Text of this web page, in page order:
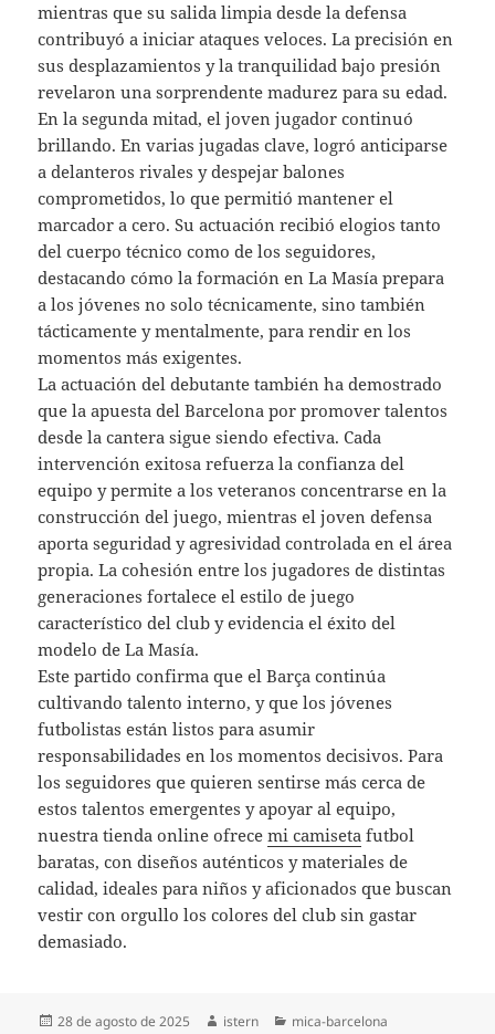
mientras que su salida limpia desde la defensa
contribuyó a iniciar ataques veloces. La precisión en
sus desplazamientos y la tranquilidad bajo presión
revelaron una sorprendente madurez para su edad.
En la segunda mitad, el joven jugador continuó
brillando. En varias jugadas clave, logró anticiparse
a delanteros rivales y despejar balones
comprometidos, lo que permitió mantener el
marcador a cero. Su actuación recibió elogios tanto
del cuerpo técnico como de los seguidores,
destacando cómo la formación en La Masía prepara
a los jóvenes no solo técnicamente, sino también
tácticamente y mentalmente, para rendir en los
momentos más exigentes.
La actuación del debutante también ha demostrado
que la apuesta del Barcelona por promover talentos
desde la cantera sigue siendo efectiva. Cada
intervención exitosa refuerza la confianza del
equipo y permite a los veteranos concentrarse en la
construcción del juego, mientras el joven defensa
aporta seguridad y agresividad controlada en el área
propia. La cohesión entre los jugadores de distintas
generaciones fortalece el estilo de juego
característico del club y evidencia el éxito del
modelo de La Masía.
Este partido confirma que el Barça continúa
cultivando talento interno, y que los jóvenes
futbolistas están listos para asumir
responsabilidades en los momentos decisivos. Para
los seguidores que quieren sentirse más cerca de
estos talentos emergentes y apoyar al equipo,
nuestra tienda online ofrecemi camiseta futbol
baratas, con diseños auténticos y materiales de
calidad, ideales para niños y aficionados que buscan
vestir con orgullo los colores del club sin gastar
demasiado.
Publicado
28 de agosto de 2025 Autor
istern Categorías
mica-barcelona